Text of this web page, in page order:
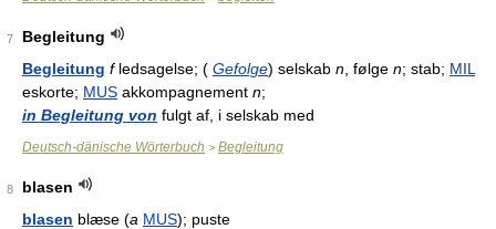
7
Begleitung
Begleitung fledsagelse; ( Gefolge) selskab n , følge n; stab; MIL
eskorte; MUS akkompagnement n;
in Begleitung von fulgt af, i selskab med
Deutsch-dänische Wörterbuch > Begleitung
8
blasen
blasen blæse (a MUS); puste